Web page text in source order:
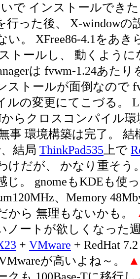
で インストールでき
行った後、 X-windowの
い。 XFree86-4.1をあき
トールし、 動くように
は fvwm-1.24あた
ストールが面倒なので
ルの変更にてこづる。
からクロスコンパイル
事 環境構築は完了。 結
結局 ThinkPad535 上で
けだが、 かなり重そう
じ。 gnomeもKDEも使
、Memory
から 無理もないかも。
ノートが欲しくなった
+ VMware + RedHat
が高いよね～。
▲